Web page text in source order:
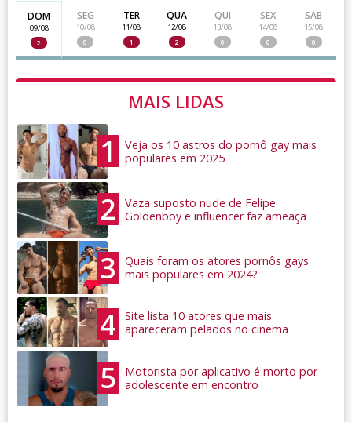
DOM
09/08
2
SEG
10/08
0
TER
11/08
1
QUA
12/08
2
QUI
13/08
0
SEX
14/08
0
SAB
15/08
0
MAIS LIDAS
1
Veja os 10 astros do pornô gay mais
populares em 2025
2
Vaza suposto nude de Felipe
Goldenboy e influencer faz ameaça
3
Quais foram os atores pornôs gays
mais populares em 2024?
4
Site lista 10 atores que mais
apareceram pelados no cinema
5
Motorista por aplicativo é morto por
adolescente em encontro